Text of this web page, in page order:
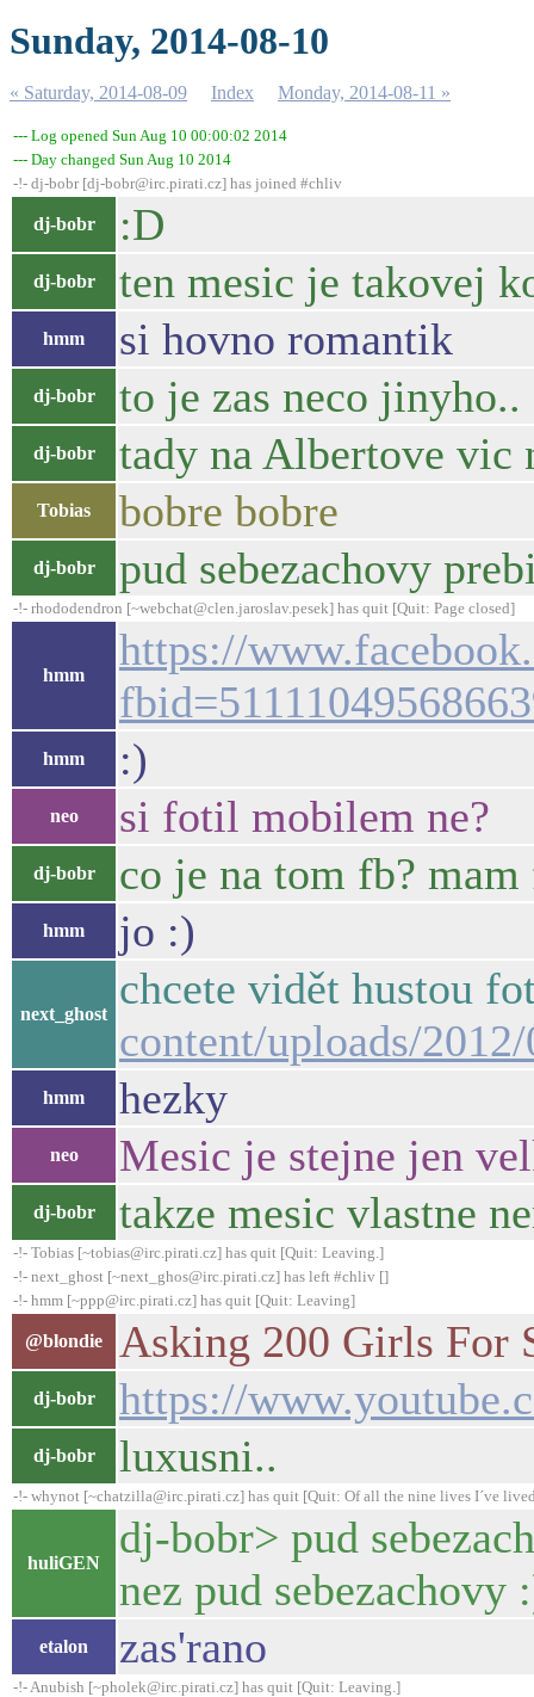
Sunday, 2014-08-10
« Saturday, 2014-08-09 Index Monday, 2014-08-11 »
--- Log opened Sun Aug 10 00:00:02 2014
--- Day changed Sun Aug 10 2014
-!- dj-bobr [dj-bobr@irc.pirati.cz] has joined #chliv
dj-bobr :D
dj-bobr ten mesic je takovej
hmm si hovno romantik
dj-bobr to je zas neco jinyho..
dj-bobr tady na Albertove vic
Tobias bobre bobre
dj-bobr pud sebezachovy
-!- rhododendron [~webchat@clen.jaroslav.pesek] has quit [Quit: Page closed]
hmm
https://
hmm :)
neo si fotil mobilem ne?
dj-bobr co je na tom fb?
hmm jo :)
next_ghost
chcete vidět hustou
content/uploads/
hmm hezky
neo Mesic je stejne jen
dj-bobr takze mesic vlastne
-!- Tobias [~tobias@irc.pirati.cz] has quit [Quit: Leaving.]
-!- next_ghost [~next_ghos@irc.pirati.cz] has left #chliv []
-!- hmm [~ppp@irc.pirati.cz] has quit [Quit: Leaving]
@blondie Asking 200 Girls For
dj-bobr https://
dj-bobr luxusni..
-!- whynot [~chatzilla@irc.pirati.cz] has quit [Quit: Of all the nine lives I´ve
huliGEN
dj-bobr> pud
nez pud sebezachovy
etalon zas'rano
-!- Anubish [~pholek@irc.pirati.cz] has quit [Quit: Leaving.]